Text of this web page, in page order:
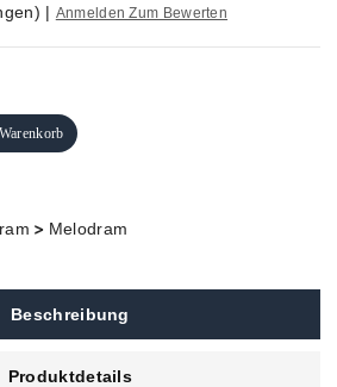
| Anmelden Zum Bewerten
> Melodram
Beschreibung
Produktdetails